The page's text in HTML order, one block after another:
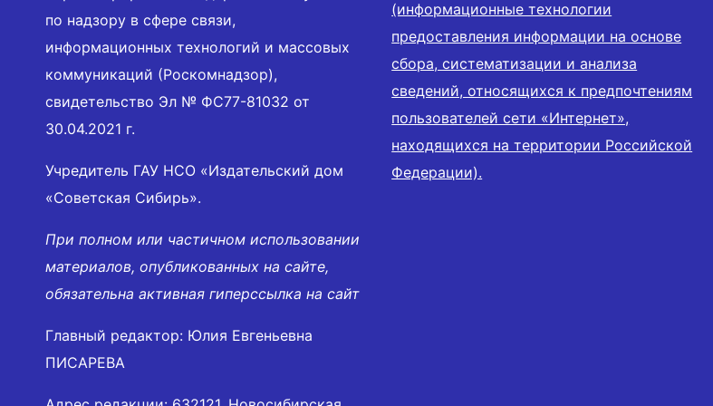
по надзору в сфере связи,
информационных технологий и массовых
коммуникаций (Роскомнадзор),
свидетельство Эл № ФС77-81032 от
30.04.2021 г.
Учредитель ГАУ НСО «Издательский дом
«Советская Сибирь».
При полном или частичном использовании
материалов, опубликованных на сайте,
обязательна активная гиперссылка на сайт
Главный редактор: Юлия Евгеньевна
ПИСАРЕВА
(информационные технологии
предоставления информации на основе
сбора, систематизации и анализа
сведений, относящихся к предпочтениям
пользователей сети «Интернет»,
находящихся на территории Российской
Федерации).